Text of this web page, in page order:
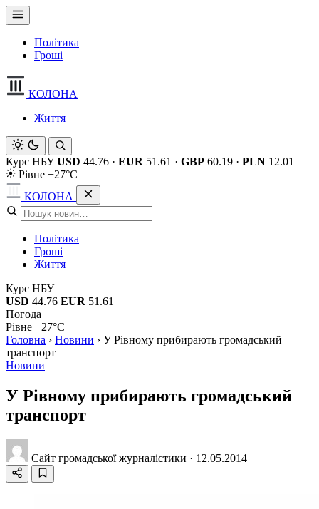
Політика
Гроші
КОЛОНА
Життя
Курс НБУ USD 44.76 · EUR 51.61 · GBP 60.19 · PLN 12.01
Рівне +27°C
КОЛОНА
Політика
Гроші
Життя
Курс НБУ
USD 44.76 EUR 51.61
Погода
Рівне +27°C
Головна › Новини › У Рiвному прибирають громадський
транспорт
Новини
У Рiвному прибирають громадський
транспорт
Сайт громадської журналістики · 12.05.2014